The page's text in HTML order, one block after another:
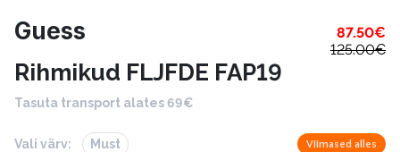
Guess 87.50€
125.00€
Rihmikud FLJFDE FAP19
Tasuta transport alates 69€
Vali värv: Must Viimased alles